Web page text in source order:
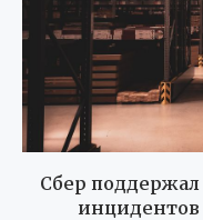
Сбер
инцидентов